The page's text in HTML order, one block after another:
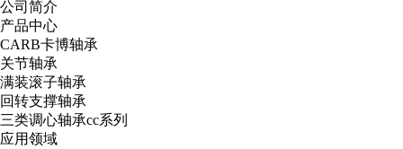
公司简介
产品中心
CARB卡博轴承
关节轴承
满装滚子轴承
回转支撑轴承
三类调心轴承cc系列
应用领域